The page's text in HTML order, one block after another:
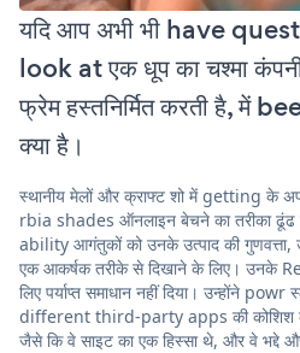
यदि आप अभी भी have
look at एक धूप का चश्मा
फ्रेम हस्तनिर्मित करती है, में
क्या है।
स्थानीय मेलों और क्राफ्ट शो में getting के
rbia shades ऑनलाइन बेचने का तरीका
ability आगंतुकों को उनके उत्पाद की गुणवत्ता,
एक आकर्षक तरीके से दिखाने के लिए। उनके
लिए पर्याप्त समाधान नहीं दिया। उन्होंने
different third-party apps की कोशिश
जैसे कि वे साइट का एक हिस्सा थे, और वे भद्दे